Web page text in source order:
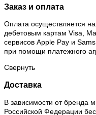
Заказ и оплата
Оплата осуществляется
дебетовым картам Visa,
сервисов Apple Pay и
при помощи платежного
Свернуть
Доставка
В зависимости от бренда
Российской Федерации